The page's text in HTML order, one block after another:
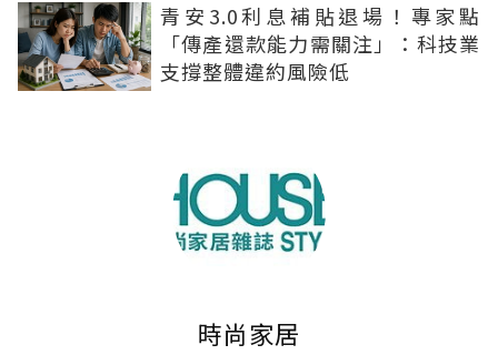
青安3.0利息補貼退場！專家點
「傳產還款能力需關注」：科技業
支撐整體違約風險低
時尚家居